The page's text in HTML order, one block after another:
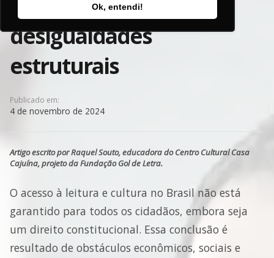
Ok, entendi!
desigualdades
estruturais
Publicado em:
4 de novembro de 2024
Artigo escrito por Raquel Souto, educadora do Centro Cultural Casa
Cajuína, projeto da Fundação Gol de Letra.
O acesso à leitura e cultura no Brasil não está
garantido para todos os cidadãos, embora seja
um direito constitucional. Essa conclusão é
resultado de obstáculos econômicos, sociais e